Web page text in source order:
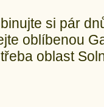
si pár
oblíbenou
oblast